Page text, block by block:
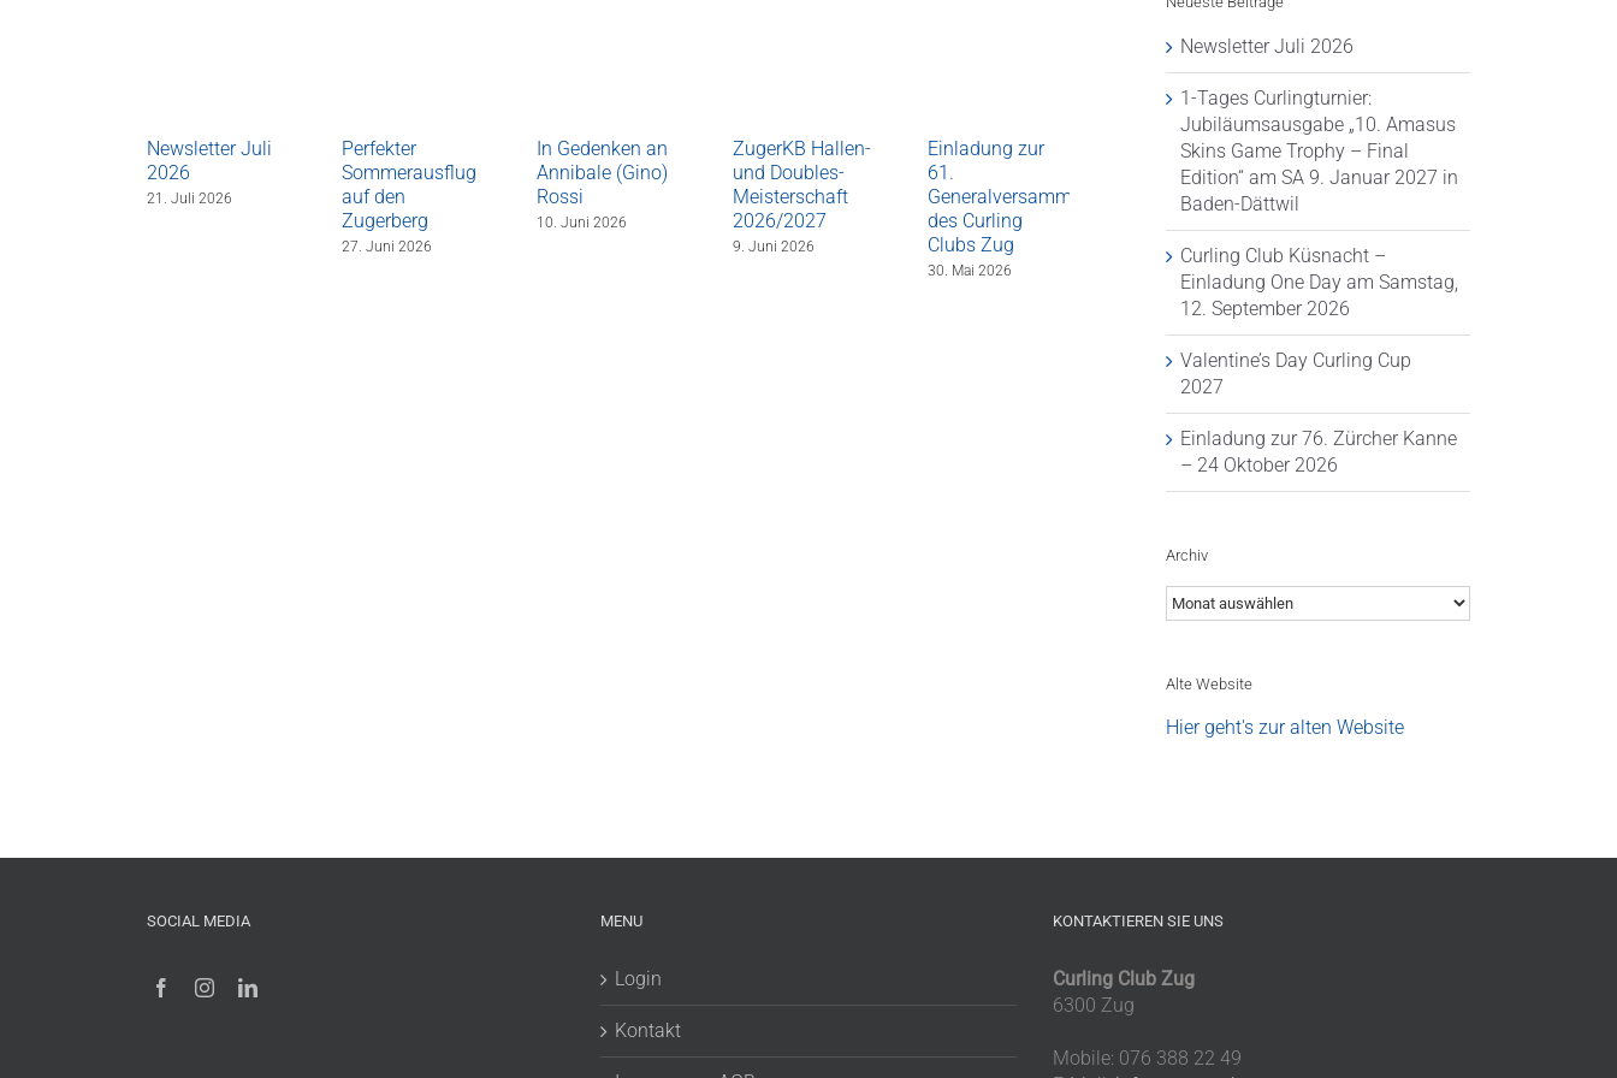
Newsletter Juli
2026
21. Juli 2026
Perfekter
Sommerausflug
auf den
Zugerberg
27. Juni 2026
In Gedenken an
Annibale (Gino)
Rossi
10. Juni 2026
ZugerKB Hallen-
und Doubles-
Meisterschaft
2026/2027
9. Juni 2026
Einladung zur
61.
Generalversammlung
des Curling
Clubs Zug
30. Mai 2026
Newsletter Juli
21. Juli 2026
Perfekter
Sommerausflug
27. Juni 2026
Newsletter Juli 2026
1-Tages Curlingturnier:
Jubiläumsausgabe „10. Amasus
Skins Game Trophy – Final
Edition“ am SA 9. Januar 2027 in
Baden-Dättwil
Curling Club Küsnacht –
Einladung One Day am Samstag,
12. September 2026
Valentine’s Day Curling Cup
2027
Einladung zur 76. Zürcher Kanne
– 24 Oktober 2026
Archiv
Archiv
Alte Website
Hier geht's zur alten Website
SOCIAL MEDIA MENU
Login
Kontakt
KONTAKTIEREN SIE UNS
Curling Club Zug
6300 Zug
Mobile: 076 388 22 49